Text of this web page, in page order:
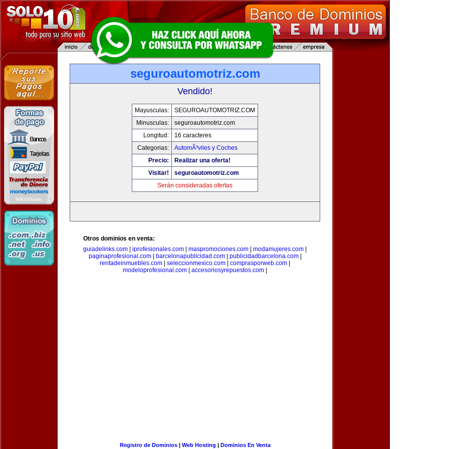
seguroautomotriz.com
Vendido!
Mayusculas:
SEGUROAUTOMOTRIZ.COM
Minusculas:
seguroautomotriz.com
Longitud:
16 caracteres
Categorias:
AutomÃ³viles y Coches
Precio:
Realizar una oferta!
Visitar!
seguroautomotriz.com
Serán consideradas ofertas
Otros dominios en venta:
guiadelinks.com
iprofesionales.com maspromociones.com modamujeres.com
paginaprofesional.com| barcelonapublicidad.com| publicidadbarcelona.com|
rentadeinmuebles.com
seleccionmexico.com comprasporweb.com
modeloprofesional.com
accesoriosyrepuestos.com
Registro de Dominios| Web Hosting | Dominios En Venta